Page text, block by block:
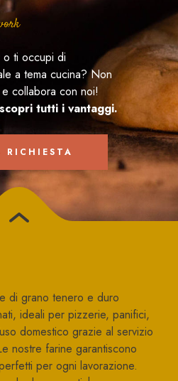
ti occupi di
a tema cucina? Non
collabora con noi!
tutti i vantaggi.
RICHIESTA
di grano tenero e duro
ideali per pizzerie, panifici,
domestico grazie al servizio
nostre farine garantiscono
per ogni lavorazione.